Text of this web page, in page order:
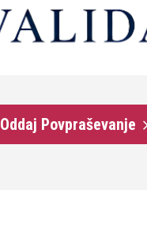
Oddaj Povpraševanje